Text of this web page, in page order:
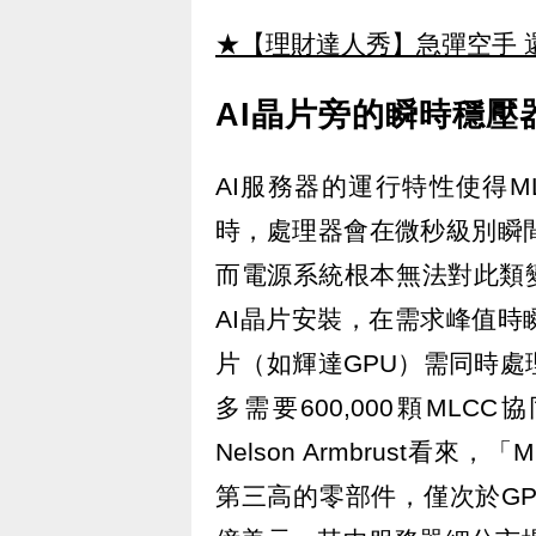
★【理財達人秀】急彈空手
AI晶片旁的瞬時穩壓
AI服務器的運行特性使得
時，處理器會在微秒級別瞬
而電源系統根本無法對此
AI晶片安裝，在需求峰值時
片（如輝達GPU）需同時
多需要600,000顆MLCC
Nelson Armbrust看來，「
第三高的零部件，僅次於